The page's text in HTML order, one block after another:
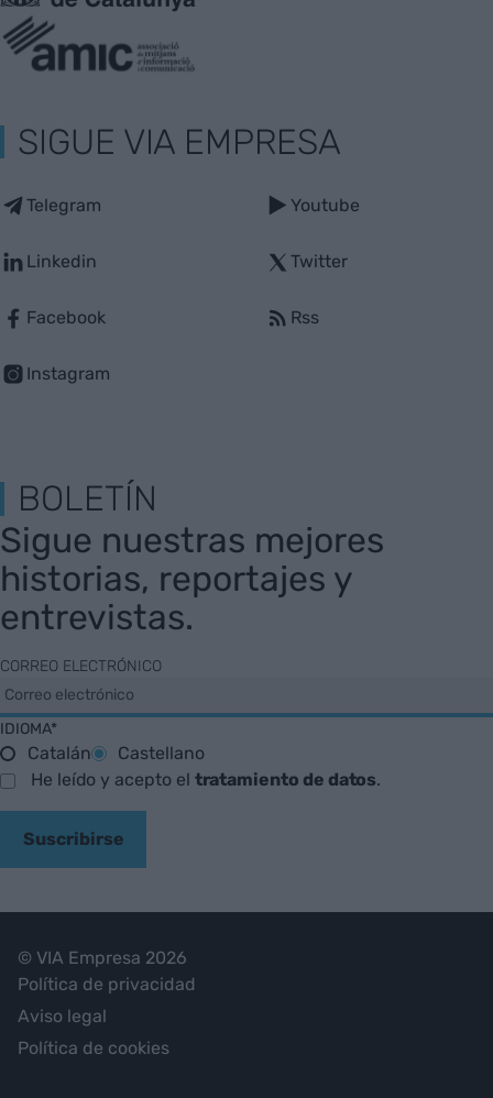
SIGUE VIA EMPRESA
Telegram
Linkedin
Facebook
Instagram
Youtube
Twitter
Rss
BOLETÍN
Sigue nuestras mejores
historias, reportajes y
entrevistas.
CORREO ELECTRÓNICO
IDIOMA*
Catalán
Castellano
He leído y acepto el tratamiento de datos.
Suscribirse
© VIA Empresa 2026
Política de privacidad
Aviso legal
Política de cookies